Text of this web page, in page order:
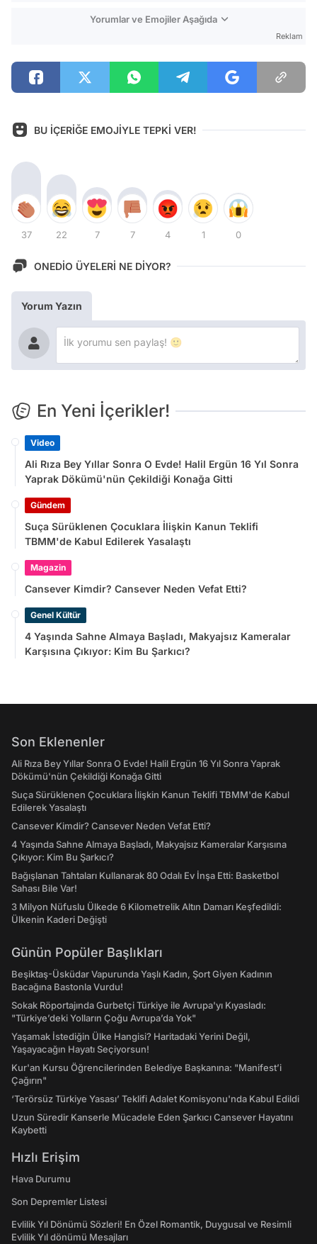
Yorumlar ve Emojiler Aşağıda
Reklam
BU İÇERİĞE EMOJİYLE TEPKİ VER!
37 22 7 7 4 1 0
ONEDİO ÜYELERİ NE DİYOR?
Yorum Yazın
En Yeni İçerikler!
Video
Ali Rıza Bey Yıllar Sonra O Evde! Halil Ergün 16 Yıl Sonra
Yaprak Dökümü'nün Çekildiği Konağa Gitti
Gündem
Suça Sürüklenen Çocuklara İlişkin Kanun Teklifi
TBMM'de Kabul Edilerek Yasalaştı
Magazin
Cansever Kimdir? Cansever Neden Vefat Etti?
Genel Kültür
4 Yaşında Sahne Almaya Başladı, Makyajsız Kameralar
Karşısına Çıkıyor: Kim Bu Şarkıcı?
Son Eklenenler
Ali Rıza Bey Yıllar Sonra O Evde! Halil Ergün 16 Yıl Sonra Yaprak
Dökümü'nün Çekildiği Konağa Gitti
Suça Sürüklenen Çocuklara İlişkin Kanun Teklifi TBMM'de Kabul
Edilerek Yasalaştı
Cansever Kimdir? Cansever Neden Vefat Etti?
4 Yaşında Sahne Almaya Başladı, Makyajsız Kameralar Karşısına
Çıkıyor: Kim Bu Şarkıcı?
Bağışlanan Tahtaları Kullanarak 80 Odalı Ev İnşa Etti: Basketbol
Sahası Bile Var!
3 Milyon Nüfuslu Ülkede 6 Kilometrelik Altın Damarı Keşfedildi:
Ülkenin Kaderi Değişti
Günün Popüler Başlıkları
Beşiktaş-Üsküdar Vapurunda Yaşlı Kadın, Şort Giyen Kadının
Bacağına Bastonla Vurdu!
Sokak Röportajında Gurbetçi Türkiye ile Avrupa'yı Kıyasladı:
"Türkiye’deki Yolların Çoğu Avrupa’da Yok"
Yaşamak İstediğin Ülke Hangisi? Haritadaki Yerini Değil,
Yaşayacağın Hayatı Seçiyorsun!
Kur'an Kursu Öğrencilerinden Belediye Başkanına: "Manifest’i
Çağırın"
‘Terörsüz Türkiye Yasası’ Teklifi Adalet Komisyonu'nda Kabul Edildi
Uzun Süredir Kanserle Mücadele Eden Şarkıcı Cansever Hayatını
Kaybetti
Hızlı Erişim
Hava Durumu
Son Depremler Listesi
Evlilik Yıl Dönümü Sözleri! En Özel Romantik, Duygusal ve Resimli
Evlilik Yıl dönümü Mesajları